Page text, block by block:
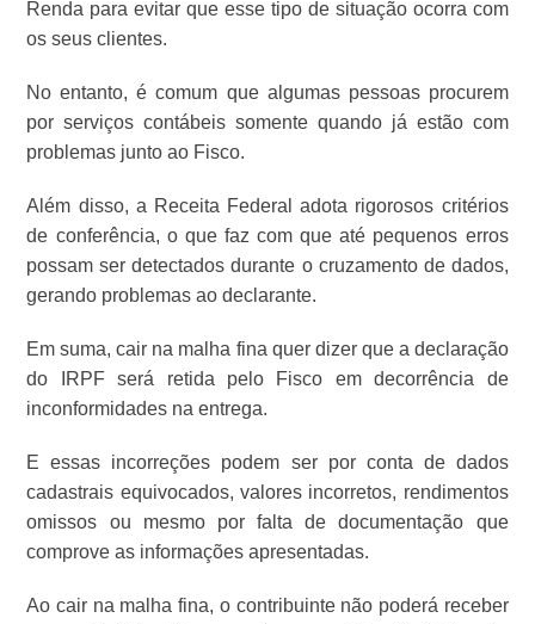
Renda para evitar que esse tipo de situação ocorra com
os seus clientes.
No entanto, é comum que algumas pessoas procurem
por serviços contábeis somente quando já estão com
problemas junto ao Fisco.
Além disso, a Receita Federal adota rigorosos critérios
de conferência, o que faz com que até pequenos erros
possam ser detectados durante o cruzamento de dados,
gerando problemas ao declarante.
Em suma, cair na malha fina quer dizer que a declaração
do IRPF será retida pelo Fisco em decorrência de
inconformidades na entrega.
E essas incorreções podem ser por conta de dados
cadastrais equivocados, valores incorretos, rendimentos
omissos ou mesmo por falta de documentação que
comprove as informações apresentadas.
Ao cair na malha fina, o contribuinte não poderá receber